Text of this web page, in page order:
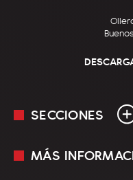
SECCIONES
En Vivo
MÁS